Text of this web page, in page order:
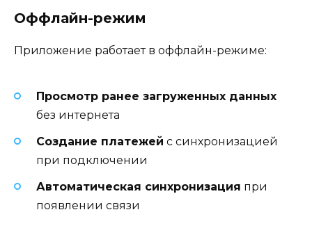
Оффлайн-режим
Приложение работает в оффлайн-режиме:
Просмотр ранее загруженных данных
без интернета
Создание платежей с синхронизацией
при подключении
Автоматическая синхронизация при
появлении связи